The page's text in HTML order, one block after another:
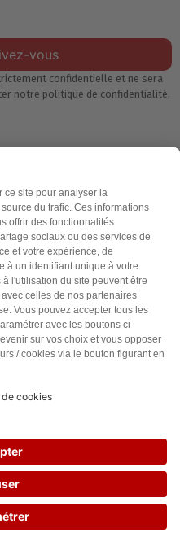
vous
confidentielle et ne sera
notre politique de confidentialité,
contenus